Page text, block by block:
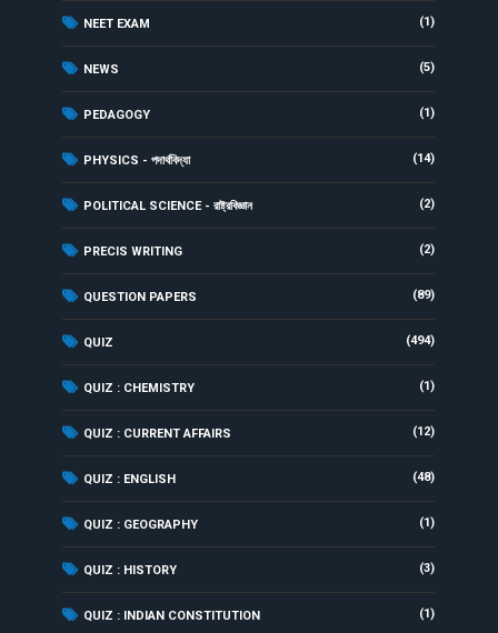
NEET EXAM (1)
NEWS (5)
PEDAGOGY (1)
PHYSICS - পদার্থবিদ্যা (14)
POLITICAL SCIENCE - রাষ্ট্রবিজ্ঞান (2)
PRECIS WRITING (2)
QUESTION PAPERS (89)
QUIZ (494)
QUIZ : CHEMISTRY (1)
QUIZ : CURRENT AFFAIRS (12)
QUIZ : ENGLISH (48)
QUIZ : GEOGRAPHY (1)
QUIZ : HISTORY (3)
QUIZ : INDIAN CONSTITUTION (1)